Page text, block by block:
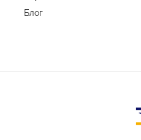
Блог